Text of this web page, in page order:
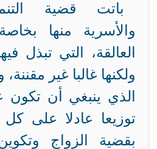
باتت قضية
والأسرية منها
العالقة، التي تبذل
ولكنها غالبا غير
الذي ينبغي أن تكون
توزيعا عادلا على كل
بقضية الزواج